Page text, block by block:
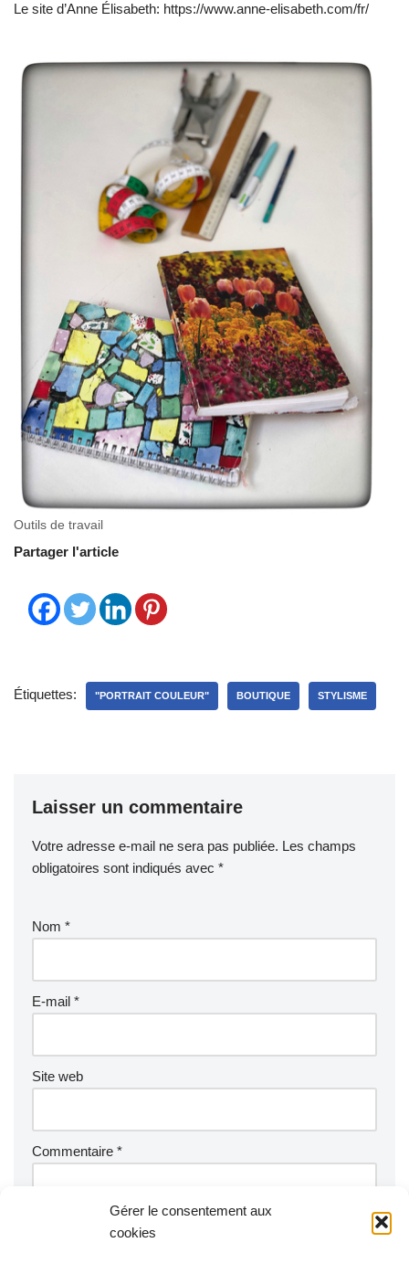
Gérer le consentement aux
cookies
Le site d’Anne Élisabeth: https://www.anne-elisabeth.com/fr/
Outils de travail
Partager l'article
Étiquettes: "PORTRAIT COULEUR" BOUTIQUE STYLISME
Laisser un commentaire
Votre adresse e-mail ne sera pas publiée. Les champs
obligatoires sont indiqués avec *
Nom *
E-mail *
Site web
Commentaire *